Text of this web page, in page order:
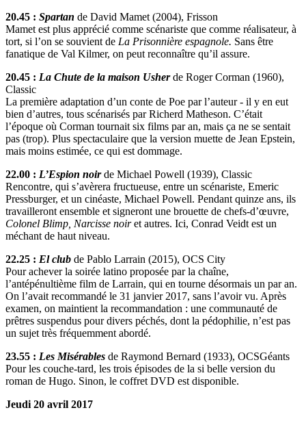
20.45 : Spartan de David Mamet (2004), Frisson
Mamet est plus apprécié comme scénariste que comme réalisateur, à
tort, si l’on se souvient de La Prisonnière espagnole. Sans être
fanatique de Val Kilmer, on peut reconnaître qu’il assure.
20.45 : La Chute de la maison Usherde Roger Corman (1960),
Classic
La première adaptation d’un conte de Poe par l’auteur - il y en eut
bien d’autres, tous scénarisés par Richerd Matheson. C’était
l’époque où Corman tournait six films par an, mais ça ne se sentait
pas (trop). Plus spectaculaire que la version muette de Jean Epstein,
mais moins estimée, ce qui est dommage.
22.00 : L’Espion noirde Michael Powell (1939), Classic
Rencontre, qui s’avèrera fructueuse, entre un scénariste, Emeric
Pressburger, et un cinéaste, Michael Powell. Pendant quinze ans, ils
travailleront ensemble et signeront une brouette de chefs-d’œuvre,
Colonel Blimp, Narcisse noiret autres. Ici, Conrad Veidt est un
méchant de haut niveau.
22.25 : El club de Pablo Larrain (2015), OCS City
Pour achever la soirée latino proposée par la chaîne,
l’antépénultième film de Larrain, qui en tourne désormais un par an.
On l’avait recommandé le 31 janvier 2017, sans l’avoir vu. Après
examen, on maintient la recommandation : une communauté de
prêtres suspendus pour divers péchés, dont la pédophilie, n’est pas
un sujet très fréquemment abordé.
23.55 : Les Misérables de Raymond Bernard (1933), OCSGéants
Pour les couche-tard, les trois épisodes de la si belle version du
roman de Hugo. Sinon, le coffret DVD est disponible.
Jeudi 20 avril 2017